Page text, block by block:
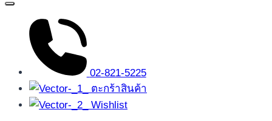
02-821-5225
ตะกร้าสินค้า
Wishlist